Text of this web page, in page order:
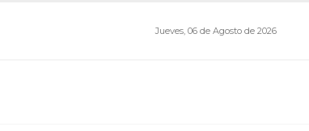
Jueves, 06 de Agosto de 2026